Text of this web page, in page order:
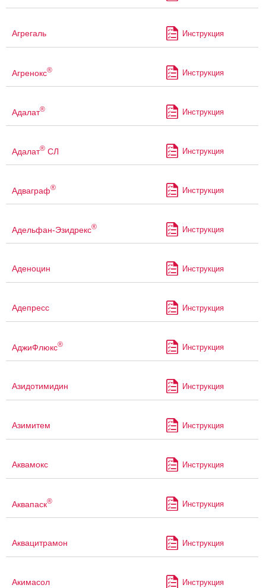
Агрегаль Инструкция
Агренокс® Инструкция
Адалат® Инструкция
Адалат® СЛ Инструкция
Адваграф® Инструкция
Адельфан-Эзидрекс® Инструкция
Аденоцин Инструкция
Адепресс Инструкция
АджиФлюкс® Инструкция
Азидотимидин Инструкция
Азимитем Инструкция
Аквамокс Инструкция
Аквапаск® Инструкция
Аквацитрамон Инструкция
Акимасол Инструкция